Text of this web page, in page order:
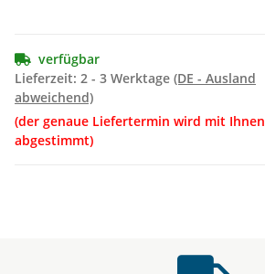
verfügbar
Lieferzeit: 2 - 3 Werktage (DE - Ausland
abweichend)
(der genaue Liefertermin wird mit Ihnen
abgestimmt)